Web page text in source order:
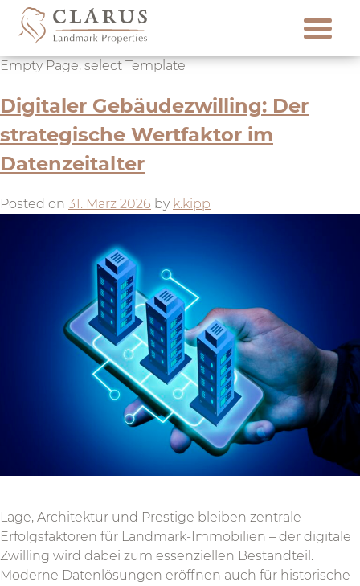
Skip
content
Empty Page, select Template
Digitaler Gebäudezwilling: Der
strategische Wertfaktor im
Datenzeitalter
Posted on 31. März 2026 by k.kipp
Lage, Architektur und Prestige bleiben zentrale
Erfolgsfaktoren für Landmark-Immobilien – der digitale
Zwilling wird dabei zum essenziellen Bestandteil.
Moderne Datenlösungen eröffnen auch für historische